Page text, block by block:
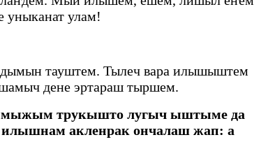
улам!
тауштем. Тылеч вара илышыштем
дене эртараш тыршем.
трукышто лугыч ыштыме да
илышнам акленрак ончалаш жап: а